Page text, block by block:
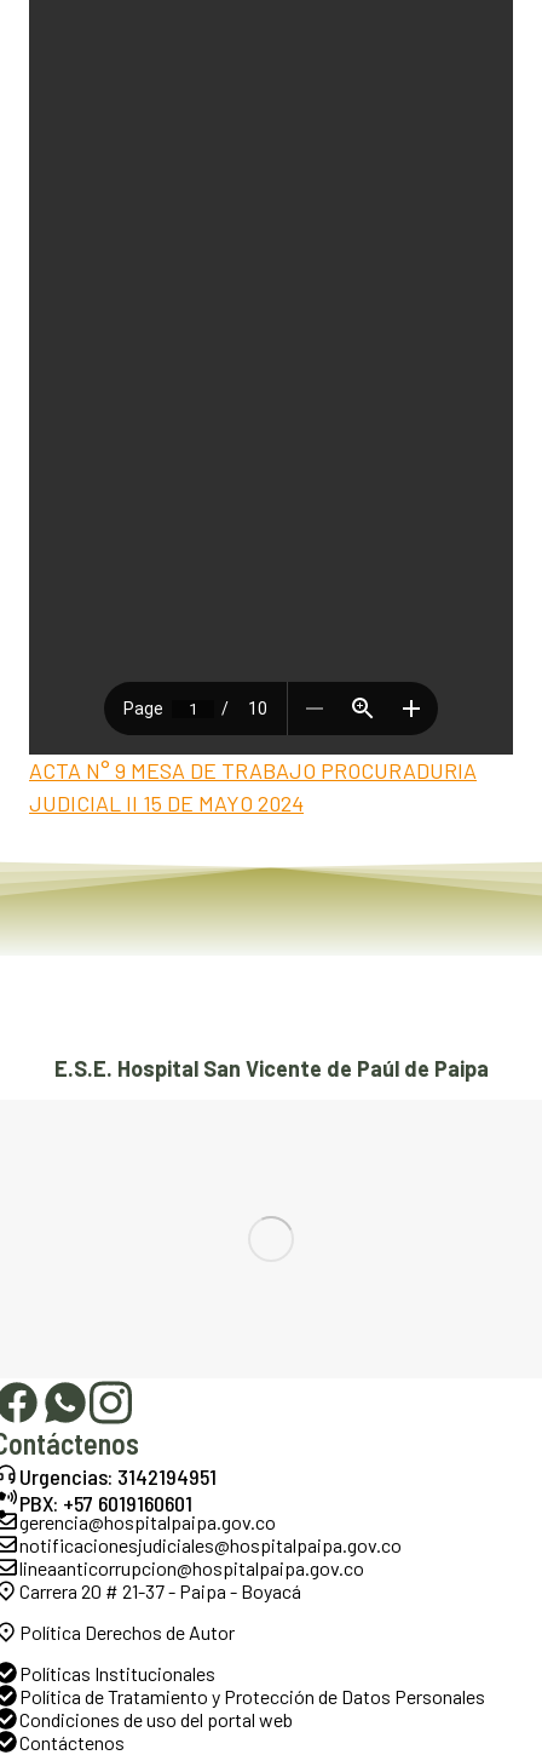
ACTA N° 9 MESA DE TRABAJO PROCURADURIA
JUDICIAL II 15 DE MAYO 2024
E.S.E. Hospital San Vicente de Paúl de Paipa
Urgencias: 3142194951
PBX: +57 6019160601
gerencia@hospitalpaipa.gov.co
notificacionesjudiciales@hospitalpaipa.gov.co
lineaanticorrupcion@hospitalpaipa.gov.co
Carrera 20 # 21-37 - Paipa - Boyacá
Política Derechos de Autor
Políticas Institucionales
Política de Tratamiento y Protección de Datos Personales
Condiciones de uso del portal web
Contáctenos